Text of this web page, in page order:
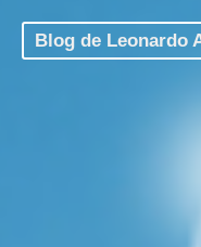
Blog de Leonardo